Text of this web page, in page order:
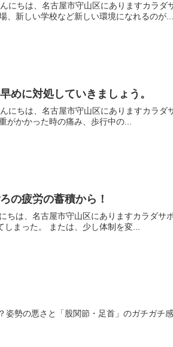
にちは、名古屋市守山区にありますカラ
、新しい学校など新しい環境になれるのが...
めに対処していきましょう。
にちは、名古屋市守山区にありますカラ
がかかった時の痛み、歩行中の...
の疲労の蓄積から！
ちは、名古屋市守山区にありますカラダサ
しまった。 または、少し体制を変...
姿勢の悪さと「股関節・足首」のガチガチ感